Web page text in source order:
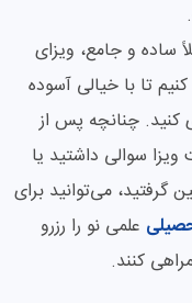
ساده و جامع، ویزای
تا با خیالی آسوده
کنید. چنانچه پس از
سوالی داشتید یا
می‌توانید برای
علمی نو را رزرو
کنند.